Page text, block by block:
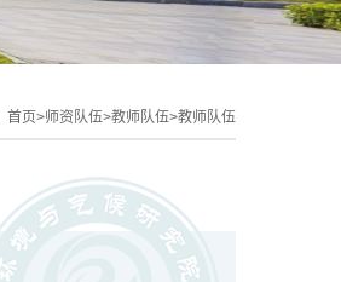
首页>师资队伍>教师队伍>教师队伍